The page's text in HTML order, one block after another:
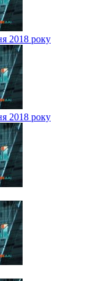
2018 року
2018 року